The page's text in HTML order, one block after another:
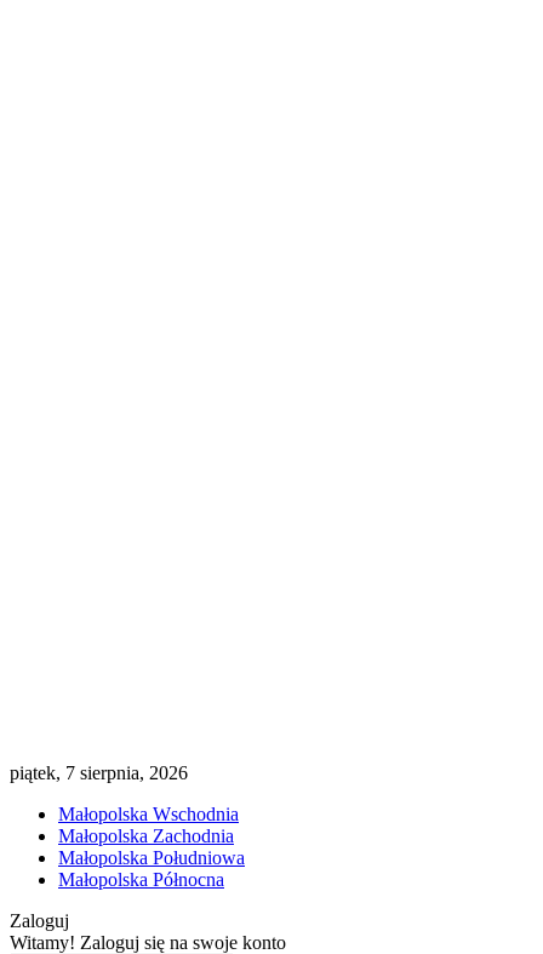
piątek, 7 sierpnia, 2026
Małopolska Wschodnia
Małopolska Zachodnia
Małopolska Południowa
Małopolska Północna
Zaloguj
Witamy! Zaloguj się na swoje konto